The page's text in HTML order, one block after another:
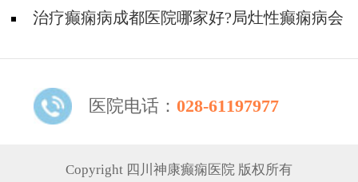
症状!治疗癫痫病成都医院哪家好?局灶性癫痫病会
医院电话： 028-61197977
Copyright 四川神康癫痫医院 版权所有